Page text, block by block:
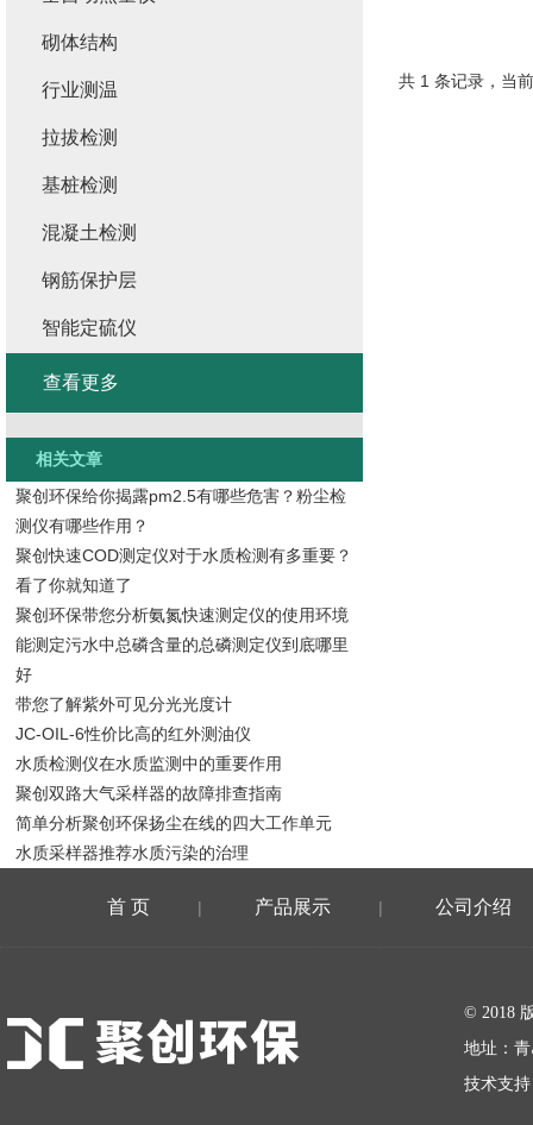
共 1 条记录，当
砌体结构
行业测温
拉拔检测
基桩检测
混凝土检测
钢筋保护层
智能定硫仪
查看更多
相关文章
聚创环保给你揭露pm2.5有哪些危害？粉尘检
测仪有哪些作用？
聚创快速COD测定仪对于水质检测有多重要？
看了你就知道了
聚创环保带您分析氨氮快速测定仪的使用环境
能测定污水中总磷含量的总磷测定仪到底哪里
好
带您了解紫外可见分光光度计
JC-OIL-6性价比高的红外测油仪
水质检测仪在水质监测中的重要作用
聚创双路大气采样器的故障排查指南
简单分析聚创环保扬尘在线的四大工作单元
水质采样器推荐水质污染的治理
首 页 | 产品展示 | 公司介绍
© 2018
地址：
技术支